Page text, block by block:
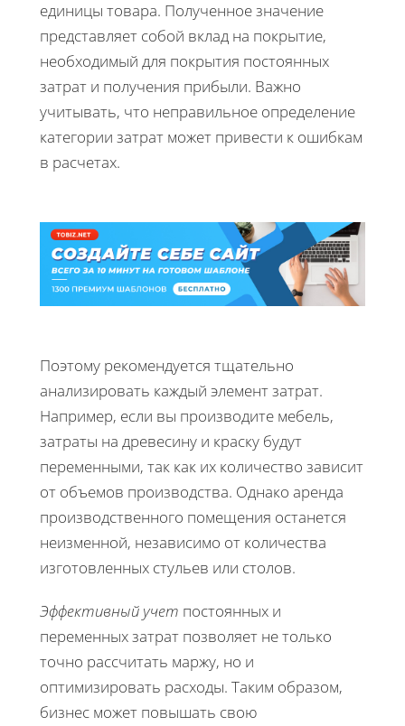
единицы товара. Полученное значение
представляет собой вклад на покрытие,
необходимый для покрытия постоянных
затрат и получения прибыли. Важно
учитывать, что неправильное определение
категории затрат может привести к ошибкам
в расчетах.
Поэтому рекомендуется тщательно
анализировать каждый элемент затрат.
Например, если вы производите мебель,
затраты на древесину и краску будут
переменными, так как их количество зависит
от объемов производства. Однако аренда
производственного помещения останется
неизменной, независимо от количества
изготовленных стульев или столов.
Эффективный учет постоянных и
переменных затрат позволяет не только
точно рассчитать маржу, но и
оптимизировать расходы. Таким образом,
бизнес может повышать свою